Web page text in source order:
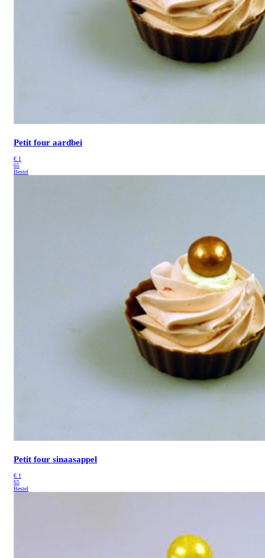
Petit four aardbei
€ 1
65
Bestel
Petit four sinaasappel
€ 1
65
Bestel